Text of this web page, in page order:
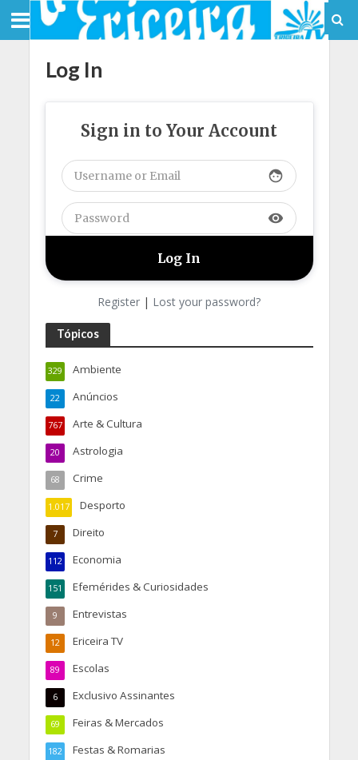
Log In
Sign in to Your Account
face
visibility
Register | Lost your password?
Tópicos
Ambiente
329
Anúncios
22
Arte & Cultura
767
Astrologia
20
Crime
68
Desporto
1.017
Direito
7
Economia
112
Efemérides & Curiosidades
151
Entrevistas
9
Ericeira TV
12
Escolas
89
Exclusivo Assinantes
6
Feiras & Mercados
69
Festas & Romarias
182